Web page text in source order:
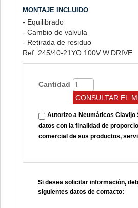
MONTAJE INCLUIDO
- Equilibrado
- Cambio de válvula
- Retirada de residuo
Ref. 245/40-21YO 100V W.DRIVE
Cantidad
Autorizo a Neumáticos Clavijo
datos con la finalidad de
comercial de sus productos,
Si desea solicitar información,
siguientes datos de contacto: